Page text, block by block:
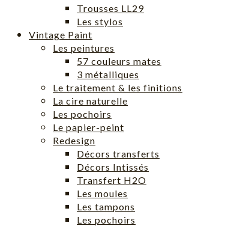
Trousses LL29
Les stylos
Vintage Paint
Les peintures
57 couleurs mates
3 métalliques
Le traitement & les finitions
La cire naturelle
Les pochoirs
Le papier-peint
Redesign
Décors transferts
Décors Intissés
Transfert H2O
Les moules
Les tampons
Les pochoirs